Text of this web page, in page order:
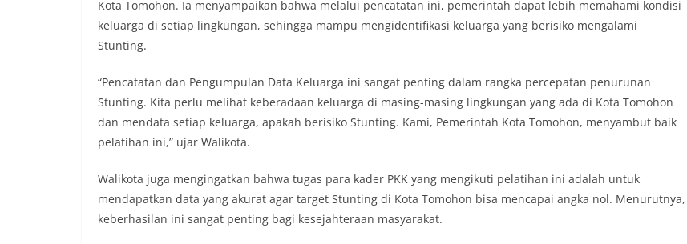
Kota Tomohon. Ia menyampaikan bahwa melalui pencatatan ini, pemerintah dapat lebih memahami kondisi
keluarga di setiap lingkungan, sehingga mampu mengidentifikasi keluarga yang berisiko mengalami
Stunting.
“Pencatatan dan Pengumpulan Data Keluarga ini sangat penting dalam rangka percepatan penurunan
Stunting. Kita perlu melihat keberadaan keluarga di masing-masing lingkungan yang ada di Kota Tomohon
dan mendata setiap keluarga, apakah berisiko Stunting. Kami, Pemerintah Kota Tomohon, menyambut baik
pelatihan ini,” ujar Walikota.
Walikota juga mengingatkan bahwa tugas para kader PKK yang mengikuti pelatihan ini adalah untuk
mendapatkan data yang akurat agar target Stunting di Kota Tomohon bisa mencapai angka nol. Menurutnya,
keberhasilan ini sangat penting bagi kesejahteraan masyarakat.